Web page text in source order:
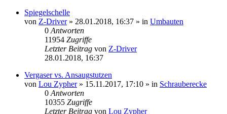
Spiegelschelle
von Z-Driver» 28.01.2018, 16:37 » in Umbauten
0 Antworten
11954 Zugriffe
Letzter Beitrag von Z-Driver
28.01.2018, 16:37
Vergaser vs. Ansaugstutzen
von Lou Zypher» 15.11.2017, 17:10 » in Schrauberecke
0 Antworten
10355 Zugriffe
Letzter Beitrag von Lou Zypher